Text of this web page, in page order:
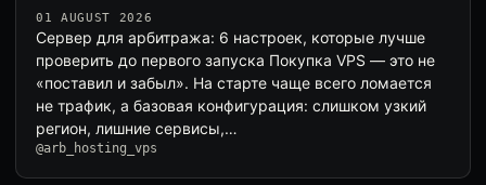
01 AUGUST 2026
Сервер для арбитража: 6 настроек, которые лучше
проверить до первого запуска Покупка VPS — это не
«поставил и забыл». На старте чаще всего ломается
не трафик, а базовая конфигурация: слишком узкий
регион, лишние сервисы,…
@arb_hosting_vps